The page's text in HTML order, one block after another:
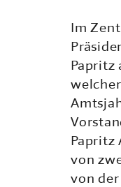
Im
Papritz
Papritz
von
von